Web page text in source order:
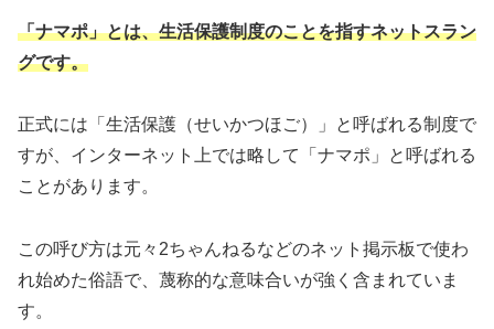
「ナマポ」とは、生活保護制度のことを指すネットスラン
グです。
正式には「生活保護（せいかつほご）」と呼ばれる制度で
すが、インターネット上では略して「ナマポ」と呼ばれる
ことがあります。
この呼び方は元々2ちゃんねるなどのネット掲示板で使わ
れ始めた俗語で、蔑称的な意味合いが強く含まれていま
す。